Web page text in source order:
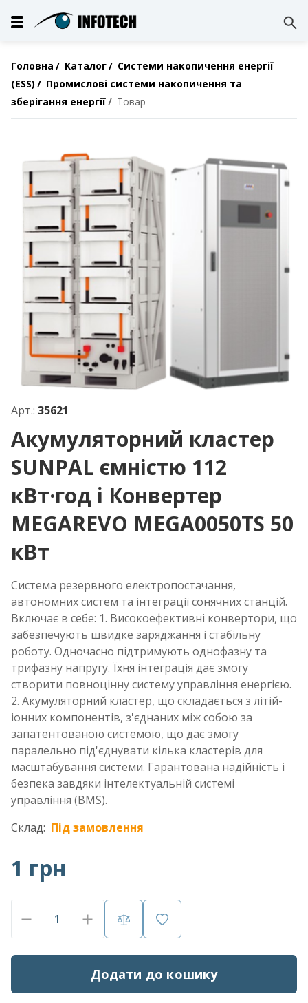
Головна Каталог
Системи накопичення енергії
(ESS)
Промислові системи накопичення та
зберігання енергії
Товар
Арт.: 35621
Акумуляторний кластер
SUNPAL ємністю 112
кВт·год і Конвертер
MEGAREVO MEGA0050TS 50
кВт
Система резервного електропостачання,
автономних систем та інтеграції сонячних станцій.
Включає в себе: 1. Високоефективні конвертори, що
забезпечують швидке заряджання і стабільну
роботу. Одночасно підтримують однофазну та
трифазну напругу. Їхня інтеграція дає змогу
створити повноцінну систему управління енергією.
2. Акумуляторний кластер, що складається з літій-
іонних компонентів, з'єднаних між собою за
запатентованою системою, що дає змогу
паралельно під'єднувати кілька кластерів для
масштабування системи. Гарантована надійність і
безпека завдяки інтелектуальній системі
управління (BMS).
Склад: Під замовлення
1 грн
Додати до кошику